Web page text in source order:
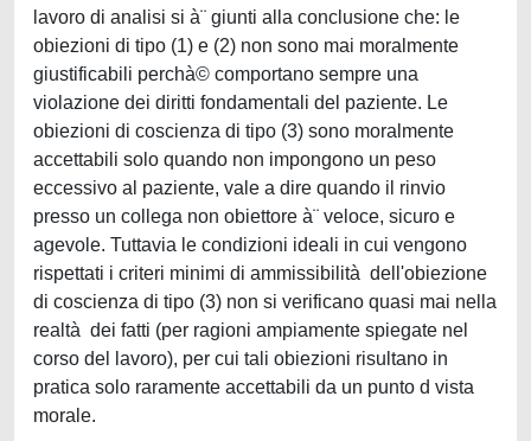
lavoro di analisi si à¨ giunti alla conclusione che: le
obiezioni di tipo (1) e (2) non sono mai moralmente
giustificabili perchà© comportano sempre una
violazione dei diritti fondamentali del paziente. Le
obiezioni di coscienza di tipo (3) sono moralmente
accettabili solo quando non impongono un peso
eccessivo al paziente, vale a dire quando il rinvio
presso un collega non obiettore à¨ veloce, sicuro e
agevole. Tuttavia le condizioni ideali in cui vengono
rispettati i criteri minimi di ammissibilità dell'obiezione
di coscienza di tipo (3) non si verificano quasi mai nella
realtà dei fatti (per ragioni ampiamente spiegate nel
corso del lavoro), per cui tali obiezioni risultano in
pratica solo raramente accettabili da un punto d vista
morale.